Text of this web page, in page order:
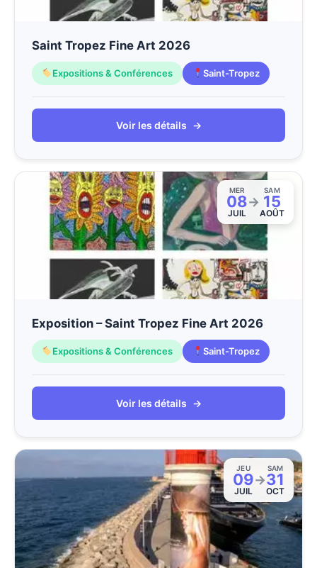
Saint Tropez Fine Art 2026
Expositions & Conférences Saint-Tropez
Voir les détails →
MER
08
JUIL
→
SAM
15
AOÛT
Exposition – Saint Tropez Fine Art 2026
Expositions & Conférences Saint-Tropez
Voir les détails →
JEU
09
JUIL
→
SAM
31
OCT